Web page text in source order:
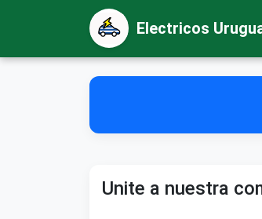
Electricos
Unite a nuestra